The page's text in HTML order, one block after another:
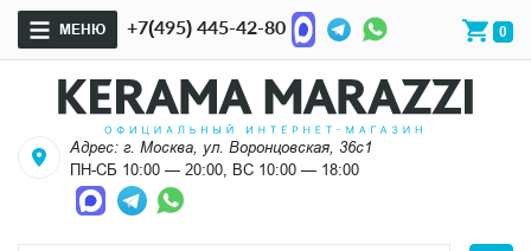
МЕНЮ +7(495) 445-42-80 0
Адрес: г. Москва, ул. Воронцовская, 36с1
ПН-СБ 10:00 — 20:00, ВС 10:00 — 18:00